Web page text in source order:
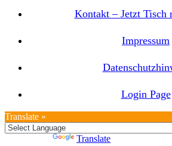
Kontakt – Jetzt Tisch
Impressum
Login Page
Translate »
Translate